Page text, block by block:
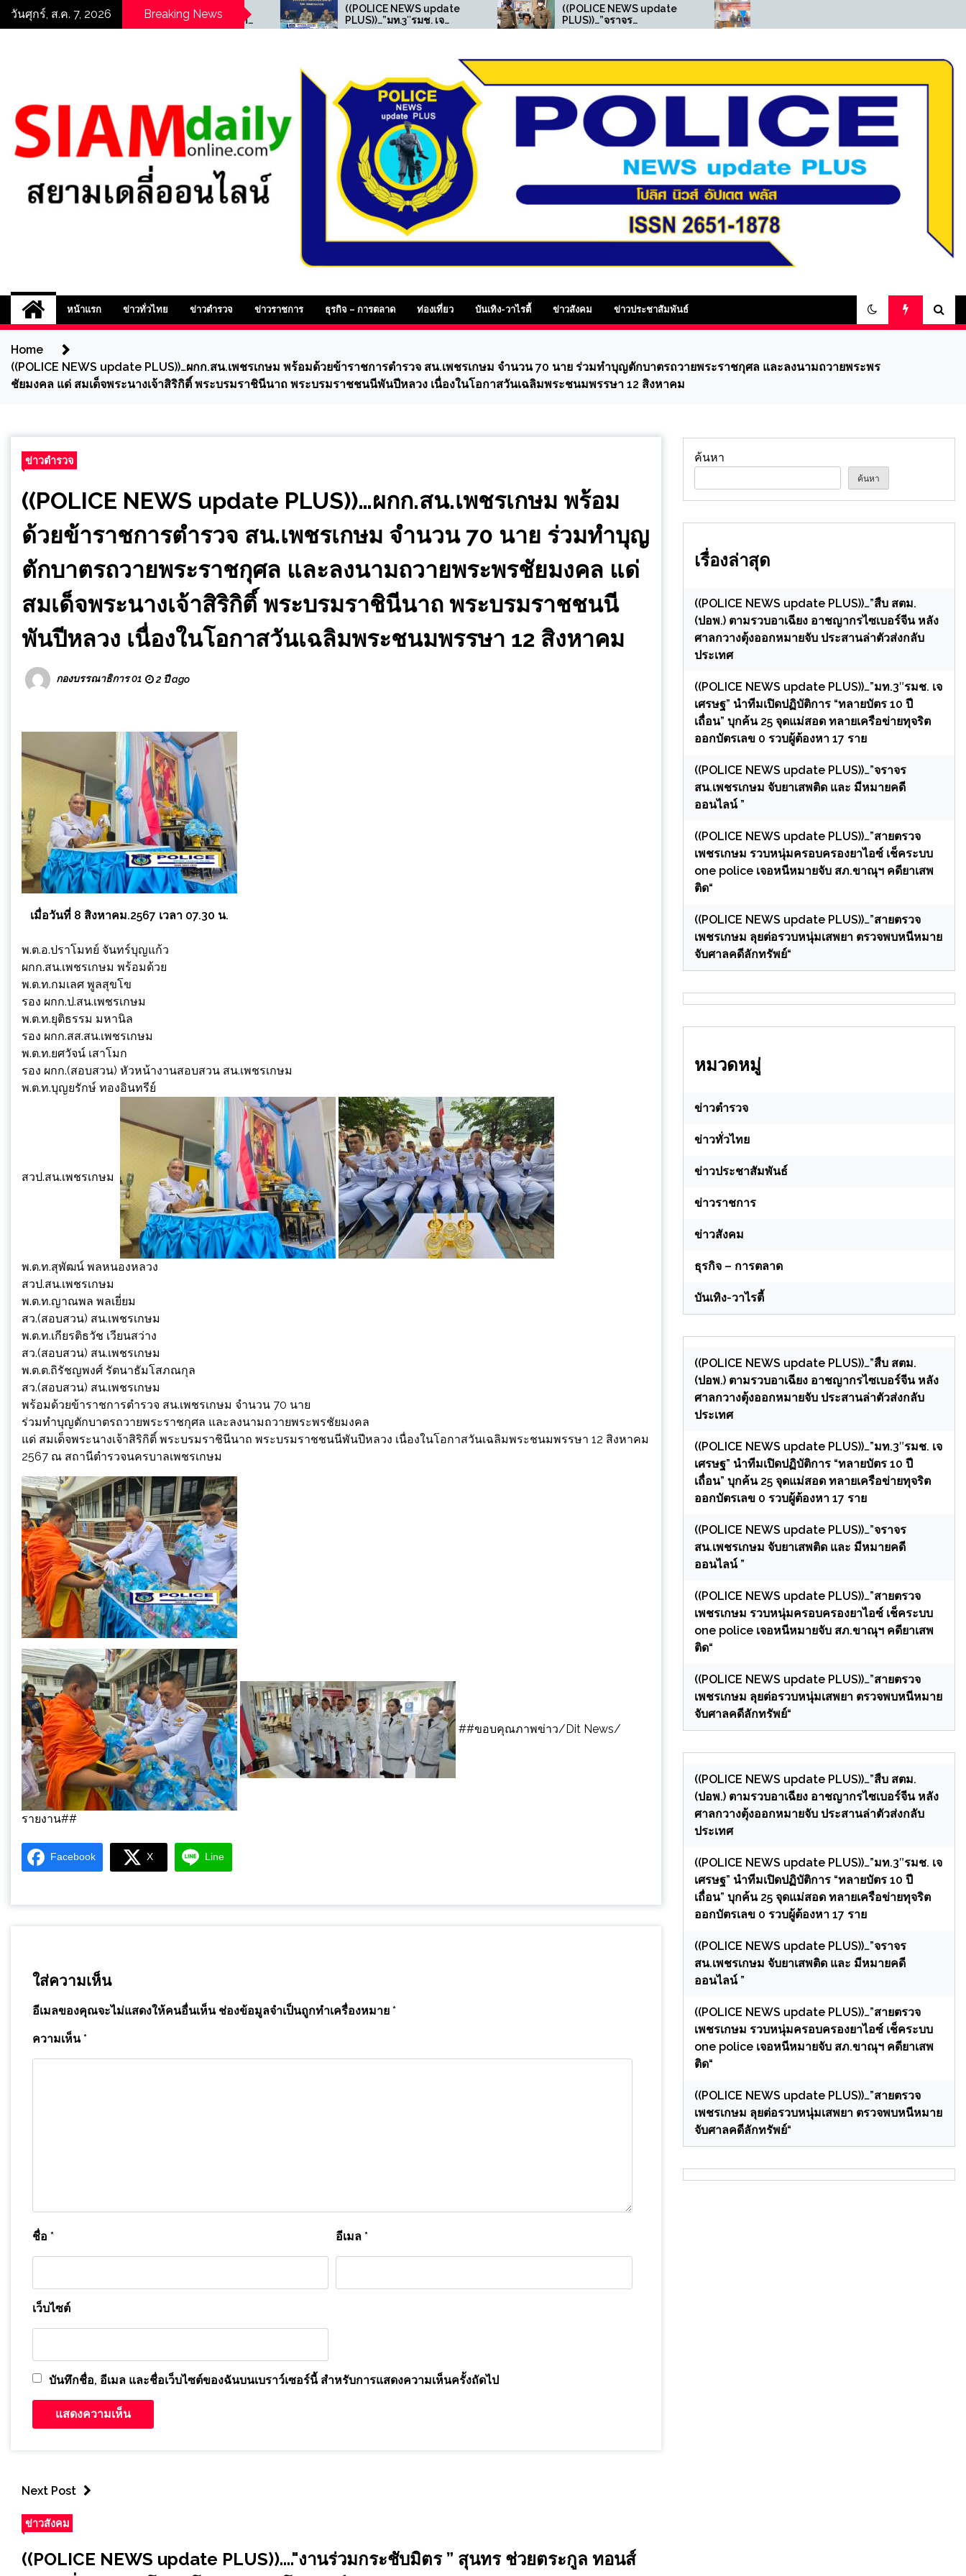
Skipวันศุกร์, ส.ค. 7, 2026 Breaking News
((POLICE NEWS update
PLUS))…”สืบ สตม.(ปอพ.) ตาม
รวบอาเฉียง อาชญากร
((POLICE NEWS update
PLUS))…”มท.3″รมช. เจ
เศรษฐ” นำทีมเปิดปฏิบัติการ
ทุจริตออกบัตรเลข 0 รวบผู้
ต้องหา 17 ราย
((POLICE NEWS update
PLUS))…”จราจร
สน.เพชรเกษม จับยาเสพติด
((POLICE NEWS update
PLUS))…”สายตรวจเพชรเกษม
รวบหนุ่มครอบครองยาไอซ์
ลุยต่อรวบห
สยามเดลี่ออนไลน์ , SiamDailyOnline , policenewsupdateplus
หน้าแรก ข่าวทั่วไทย ข่าวตำรวจ ข่าวราชการ ธุรกิจ – การตลาด ท่องเที่ยว บันเทิง-วาไรตี้ ข่าวสังคม ข่าวประชาสัมพันธ์
Home
((POLICE NEWS update PLUS))…ผกก.สน.เพชรเกษม พร้อมด้วยข้าราชการตำรวจ สน.เพชรเกษม จำนวน 70 นาย ร่วมทำบุญตักบาตรถวายพระราชกุศล และลงนามถวายพระพร
ชัยมงคล แด่ สมเด็จพระนางเจ้าสิริกิติ์ พระบรมราชินีนาถ พระบรมราชชนนีพันปีหลวง เนื่องในโอกาสวันเฉลิมพระชนมพรรษา 12 สิงหาคม
ข่าวตำรวจ
((POLICE NEWS update PLUS))…ผกก.สน.เพชรเกษม พร้อม
ด้วยข้าราชการตำรวจ สน.เพชรเกษม จำนวน 70 นาย ร่วมทำบุญ
ตักบาตรถวายพระราชกุศล และลงนามถวายพระพรชัยมงคล แด่
สมเด็จพระนางเจ้าสิริกิติ์ พระบรมราชินีนาถ พระบรมราชชนนี
พันปีหลวง เนื่องในโอกาสวันเฉลิมพระชนมพรรษา 12 สิงหาคม
กองบรรณาธิการ 01 2 ปี ago
เมื่อวันที่ 8 สิงหาคม.2567 เวลา 07.30 น.
พ.ต.อ.ปราโมทย์ จันทร์บุญแก้ว
ผกก.สน.เพชรเกษม พร้อมด้วย
พ.ต.ท.กมเลศ พูลสุขโข
รอง ผกก.ป.สน.เพชรเกษม
พ.ต.ท.ยุติธรรม มหานิล
รอง ผกก.สส.สน.เพชรเกษม
พ.ต.ท.ยศวัจน์ เสาโมก
รอง ผกก.(สอบสวน) หัวหน้างานสอบสวน สน.เพชรเกษม
พ.ต.ท.บุญยรักษ์ ทองอินทรีย์
สวป.สน.เพชรเกษม
พ.ต.ท.สุพัฒน์ พลหนองหลวง
สวป.สน.เพชรเกษม
พ.ต.ท.ญาณพล พลเยี่ยม
สว.(สอบสวน) สน.เพชรเกษม
พ.ต.ท.เกียรติธวัช เวียนสว่าง
สว.(สอบสวน) สน.เพชรเกษม
พ.ต.ต.ถิรัชญพงศ์ รัตนาธัมโสภณกุล
สว.(สอบสวน) สน.เพชรเกษม
พร้อมด้วยข้าราชการตำรวจ สน.เพชรเกษม จำนวน 70 นาย
ร่วมทำบุญตักบาตรถวายพระราชกุศล และลงนามถวายพระพรชัยมงคล
แด่ สมเด็จพระนางเจ้าสิริกิติ์ พระบรมราชินีนาถ พระบรมราชชนนีพันปีหลวง เนื่องในโอกาสวันเฉลิมพระชนมพรรษา 12 สิงหาคม
2567 ณ สถานีตำรวจนครบาลเพชรเกษม
##ขอบคุณภาพข่าว/Dit News/
รายงาน##
Facebook X Line
ใส่ความเห็น
อีเมลของคุณจะไม่แสดงให้คนอื่นเห็น ช่องข้อมูลจำเป็นถูกทำเครื่องหมาย *
ความเห็น*
ชื่อ * อีเมล*
เว็บไซต์
บันทึกชื่อ, อีเมล และชื่อเว็บไซต์ของฉันบนเบราว์เซอร์นี้ สำหรับการแสดงความเห็นครั้งถัดไป
Next Post
ข่าวสังคม
((POLICE NEWS update PLUS))...."งานร่วมกระชับมิตร ” สุนทร ช่วยตระกูล ทอนส์
ค้นหา
ค้นหา
เรื่องล่าสุด
((POLICE NEWS update PLUS))…”สืบ สตม.
(ปอพ.) ตามรวบอาเฉียง อาชญากรไซเบอร์จีน หลัง
ศาลกวางตุ้งออกหมายจับ ประสานล่าตัวส่งกลับ
ประเทศ
((POLICE NEWS update PLUS))…”มท.3″รมช. เจ
เศรษฐ” นำทีมเปิดปฏิบัติการ “ทลายบัตร 10 ปี
เถื่อน” บุกค้น 25 จุดแม่สอด ทลายเครือข่ายทุจริต
ออกบัตรเลข 0 รวบผู้ต้องหา 17 ราย
((POLICE NEWS update PLUS))…”จราจร
สน.เพชรเกษม จับยาเสพติด และ มีหมายคดี
ออนไลน์ ”
((POLICE NEWS update PLUS))…”สายตรวจ
เพชรเกษม รวบหนุ่มครอบครองยาไอซ์ เช็คระบบ
one police เจอหนีหมายจับ สภ.ขาณุฯ คดียาเสพ
ติด“
((POLICE NEWS update PLUS))…”สายตรวจ
เพชรเกษม ลุยต่อรวบหนุ่มเสพยา ตรวจพบหนีหมาย
จับศาลคดีลักทรัพย์“
หมวดหมู่
ข่าวตำรวจ
ข่าวทั่วไทย
ข่าวประชาสัมพันธ์
ข่าวราชการ
ข่าวสังคม
ธุรกิจ – การตลาด
บันเทิง-วาไรตี้
((POLICE NEWS update PLUS))…”สืบ สตม.
(ปอพ.) ตามรวบอาเฉียง อาชญากรไซเบอร์จีน หลัง
ศาลกวางตุ้งออกหมายจับ ประสานล่าตัวส่งกลับ
ประเทศ
((POLICE NEWS update PLUS))…”มท.3″รมช. เจ
เศรษฐ” นำทีมเปิดปฏิบัติการ “ทลายบัตร 10 ปี
เถื่อน” บุกค้น 25 จุดแม่สอด ทลายเครือข่ายทุจริต
ออกบัตรเลข 0 รวบผู้ต้องหา 17 ราย
((POLICE NEWS update PLUS))…”จราจร
สน.เพชรเกษม จับยาเสพติด และ มีหมายคดี
ออนไลน์ ”
((POLICE NEWS update PLUS))…”สายตรวจ
เพชรเกษม รวบหนุ่มครอบครองยาไอซ์ เช็คระบบ
one police เจอหนีหมายจับ สภ.ขาณุฯ คดียาเสพ
ติด“
((POLICE NEWS update PLUS))…”สายตรวจ
เพชรเกษม ลุยต่อรวบหนุ่มเสพยา ตรวจพบหนีหมาย
จับศาลคดีลักทรัพย์“
((POLICE NEWS update PLUS))…”สืบ สตม.
(ปอพ.) ตามรวบอาเฉียง อาชญากรไซเบอร์จีน หลัง
ศาลกวางตุ้งออกหมายจับ ประสานล่าตัวส่งกลับ
ประเทศ
((POLICE NEWS update PLUS))…”มท.3″รมช. เจ
เศรษฐ” นำทีมเปิดปฏิบัติการ “ทลายบัตร 10 ปี
เถื่อน” บุกค้น 25 จุดแม่สอด ทลายเครือข่ายทุจริต
ออกบัตรเลข 0 รวบผู้ต้องหา 17 ราย
((POLICE NEWS update PLUS))…”จราจร
สน.เพชรเกษม จับยาเสพติด และ มีหมายคดี
ออนไลน์ ”
((POLICE NEWS update PLUS))…”สายตรวจ
เพชรเกษม รวบหนุ่มครอบครองยาไอซ์ เช็คระบบ
one police เจอหนีหมายจับ สภ.ขาณุฯ คดียาเสพ
ติด“
((POLICE NEWS update PLUS))…”สายตรวจ
เพชรเกษม ลุยต่อรวบหนุ่มเสพยา ตรวจพบหนีหมาย
จับศาลคดีลักทรัพย์“